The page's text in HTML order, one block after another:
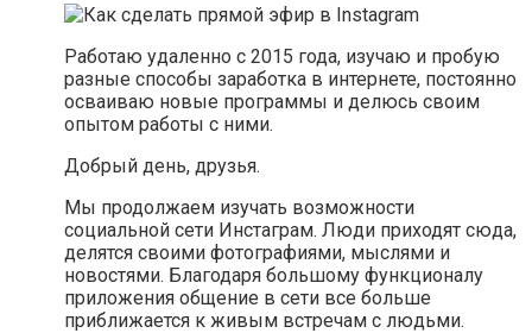
Работаю удаленно с 2015 года, изучаю и пробую
разные способы заработка в интернете, постоянно
осваиваю новые программы и делюсь своим
опытом работы с ними.
Добрый день, друзья.
Мы продолжаем изучать возможности
социальной сети Инстаграм. Люди приходят сюда,
делятся своими фотографиями, мыслями и
новостями. Благодаря большому функционалу
приложения общение в сети все больше
приближается к живым встречам с людьми.